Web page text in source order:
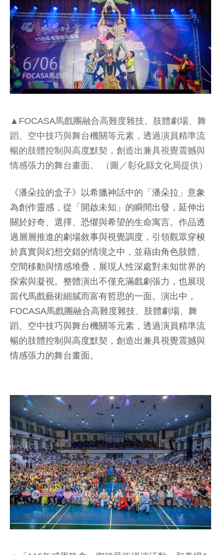
▲FOCASA馬戲團融合高難度雜技、肢體劇場、舞
蹈、空中技巧與舞台機關等元素，透過演員精準流
暢的肢體控制與高度默契，創造出兼具視覺震撼與
情感張力的舞台畫面。 （圖／彰化縣文化局提供）
《潘朵拉的盒子》以希臘神話中的「潘朵拉」意象
為創作靈感，從「開啟未知」的瞬間出發，延伸出
關於好奇、選擇、恐懼與希望的生命寓言。作品透
過層層推進的劇場敘事與視覺調度，引領觀眾穿梭
於真實與幻想交錯的情境之中，並藉由角色肢體、
空間移動與情感堆疊，展現人性深處對未知世界的
探索與凝視。整體演出不僅充滿戲劇張力，也展現
當代馬戲藝術細膩而富有哲思的一面。演出中，
FOCASA馬戲團融合高難度雜技、肢體劇場、舞
蹈、空中技巧與舞台機關等元素，透過演員精準流
暢的肢體控制與高度默契，創造出兼具視覺震撼與
情感張力的舞台畫面。